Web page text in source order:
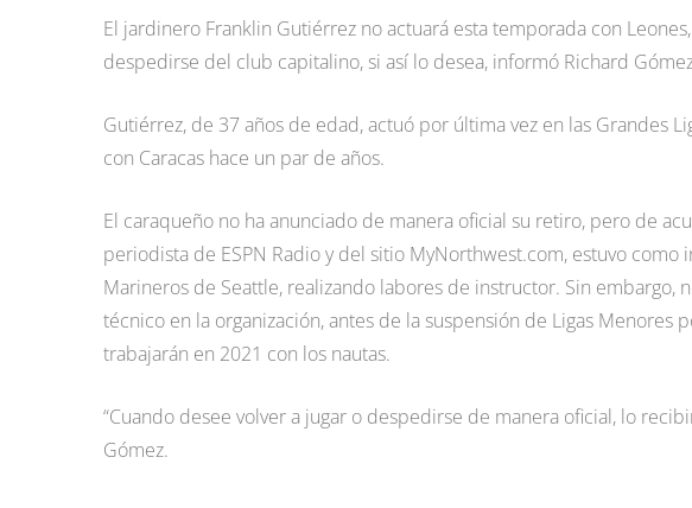
El jardinero Franklin Gutiérrez no actuará esta temporada con
despedirse del club capitalino, si así lo desea, informó Richard
Gutiérrez, de 37 años de edad, actuó por última vez en las Grandes
con Caracas hace un par de años.
El caraqueño no ha anunciado de manera oficial su retiro, pero de
periodista de ESPN Radio y del sitio MyNorthwest.com, estuvo
Marineros de Seattle, realizando labores de instructor. Sin
técnico en la organización, antes de la suspensión de Ligas Menores
trabajarán en 2021 con los nautas.
“Cuando desee volver a jugar o despedirse de manera oficial, lo
Gómez.